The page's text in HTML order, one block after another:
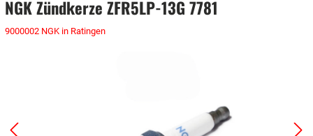
NGK Zündkerze ZFR5LP-13G 7781
9000002 NGK in Ratingen